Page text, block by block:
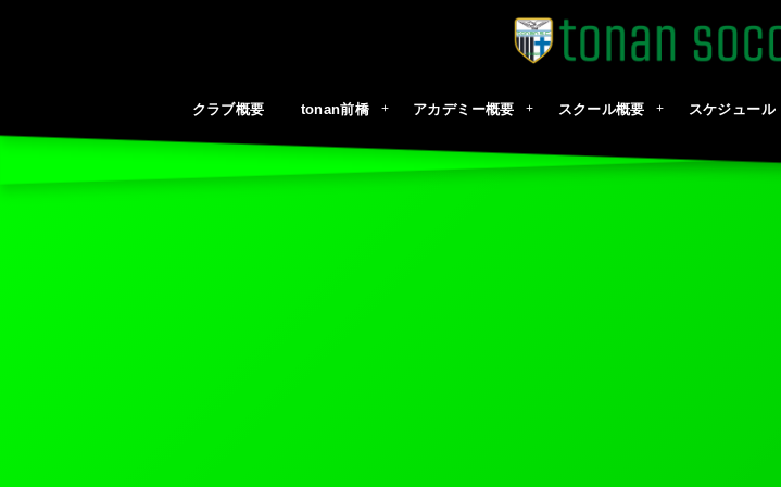
クラブ概要 tonan前橋 アカデミー概要 スクール概要 スケジュール